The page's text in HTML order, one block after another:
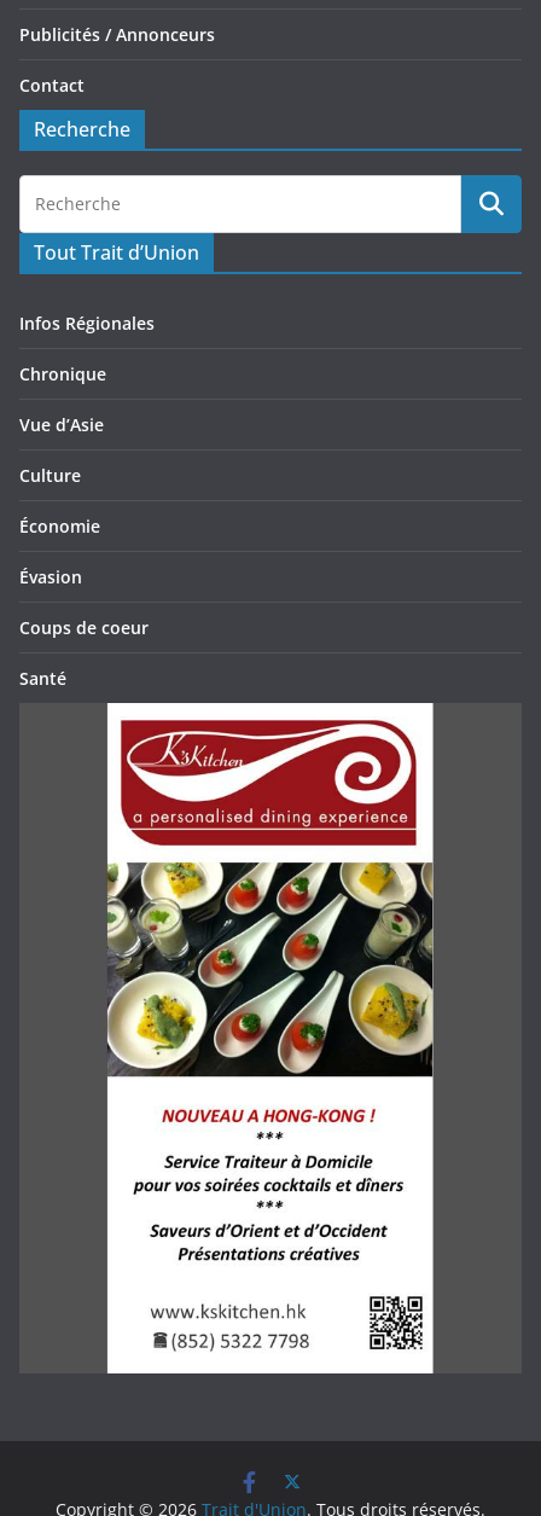
Publicités / Annonceurs
Contact
Recherche
Tout Trait d’Union
Infos Régionales
Chronique
Vue d’Asie
Culture
Économie
Évasion
Coups de coeur
Santé
Copyright © 2026 Trait d'Union. Tous droits réservés.